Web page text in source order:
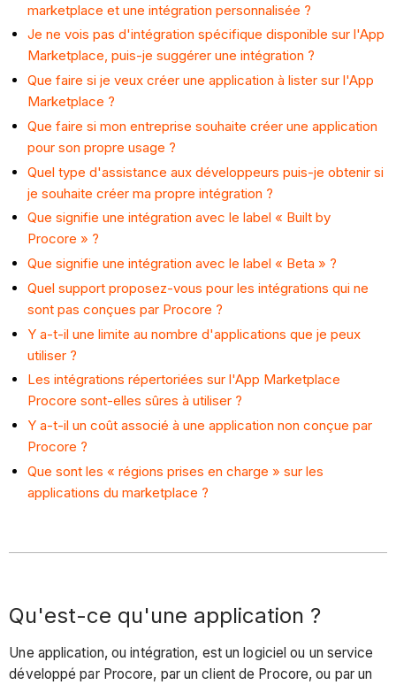
marketplace et une intégration personnalisée ?
Je ne vois pas d'intégration spécifique disponible sur l'App
Marketplace, puis-je suggérer une intégration ?
Que faire si je veux créer une application à lister sur l'App
Marketplace ?
Que faire si mon entreprise souhaite créer une application
pour son propre usage ?
Quel type d'assistance aux développeurs puis-je obtenir si
je souhaite créer ma propre intégration ?
Que signifie une intégration avec le label « Built by
Procore » ?
Que signifie une intégration avec le label « Beta » ?
Quel support proposez-vous pour les intégrations qui ne
sont pas conçues par Procore ?
Y a-t-il une limite au nombre d'applications que je peux
utiliser ?
Les intégrations répertoriées sur l'App Marketplace
Procore sont-elles sûres à utiliser ?
Y a-t-il un coût associé à une application non conçue par
Procore ?
Que sont les « régions prises en charge » sur les
applications du marketplace ?
Qu'est-ce qu'une application ?
Une application, ou intégration, est un logiciel ou un service
développé par Procore, par un client de Procore, ou par un